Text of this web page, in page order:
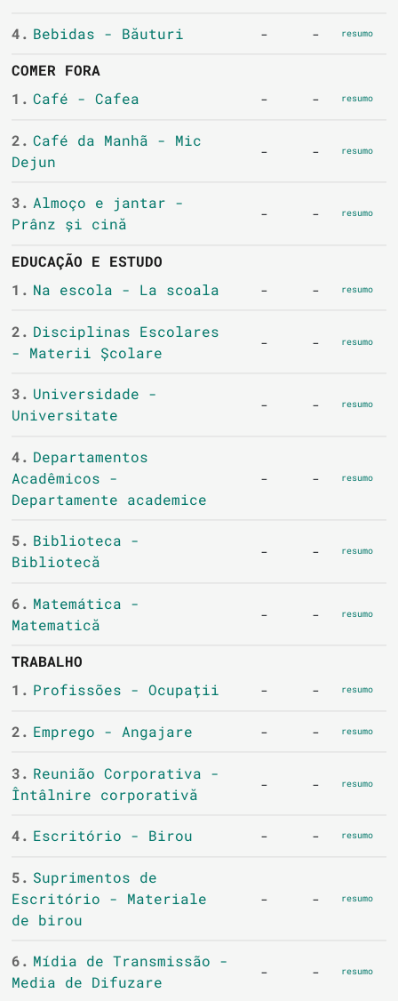
4. Bebidas - Băuturi - - resumo
COMER FORA
1. Café - Cafea - - resumo
2. Café da Manhã - Mic
Dejun
- - resumo
3. Almoço e jantar -
Prânz și cină
- - resumo
EDUCAÇÃO E ESTUDO
1. Na escola - La scoala - - resumo
2. Disciplinas Escolares
- Materii Școlare
- - resumo
3. Universidade -
Universitate
- - resumo
4. Departamentos
Acadêmicos -
Departamente academice
- - resumo
5. Biblioteca -
Bibliotecă
- - resumo
6. Matemática -
Matematică
- - resumo
TRABALHO
1. Profissões - Ocupații - - resumo
2. Emprego - Angajare - - resumo
3. Reunião Corporativa -
Întâlnire corporativă
- - resumo
4. Escritório - Birou - - resumo
5. Suprimentos de
Escritório - Materiale
de birou
- - resumo
6. Mídia de Transmissão -
Media de Difuzare
- - resumo